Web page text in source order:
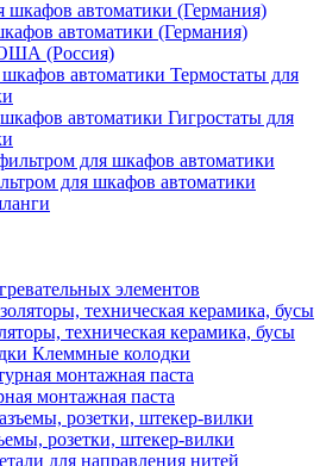
автоматики (Германия)
(Россия)
Термостаты для
Гигростаты для
для шкафов автоматики
элементов
техническая керамика, бусы
Клеммные колодки
монтажная паста
розетки, штекер-вилки